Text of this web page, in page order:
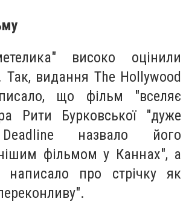
високо оцінили
Так, видання The Hollywood
що фільм "вселяє
Рити Бурковської "дуже
назвало його
фільмом у Каннах", а
написало про стрічку як